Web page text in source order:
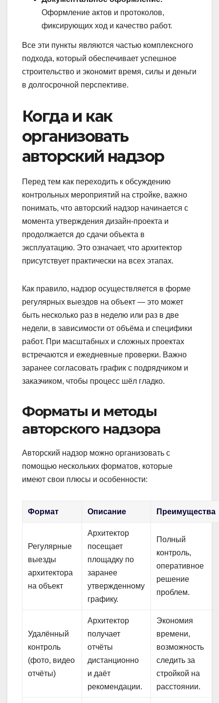
Оформление актов и протоколов,
фиксирующих ход и качество работ.
Все эти пункты являются частью комплексного
подхода, который обеспечивает успешное
строительство и экономит время, силы и деньги
в долгосрочной перспективе.
Когда и как
организовать
авторский надзор
Перед тем как переходить к обсуждению
контрольных мероприятий на стройке, важно
понимать, что авторский надзор начинается с
момента утверждения дизайн-проекта и
продолжается до сдачи объекта в
эксплуатацию. Это означает, что архитектор
присутствует практически на всех этапах.
Как правило, надзор осуществляется в форме
регулярных выездов на объект — это может
быть несколько раз в неделю или раз в две
недели, в зависимости от объёма и специфики
работ. При масштабных и сложных проектах
встречаются и ежедневные проверки. Важно
заранее согласовать график с подрядчиком и
заказчиком, чтобы процесс шёл гладко.
Форматы и методы
авторского надзора
Авторский надзор можно организовать с
помощью нескольких форматов, которые
имеют свои плюсы и особенности:
Формат Описание Преимущества
Регулярные
выезды
архитектора
на объект
Архитектор
посещает
площадку по
заранее
утвержденному
графику.
Полный
контроль,
оперативное
решение
проблем.
Удалённый
контроль
(фото, видео
отчёты)
Архитектор
получает
отчёты
дистанционно
и даёт
рекомендации.
Экономия
времени,
возможность
следить за
стройкой на
расстоянии.